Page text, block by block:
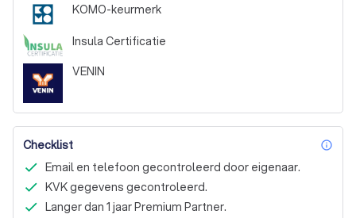
KOMO-keurmerk
Insula Certificatie
VENIN
Checklist
Email en telefoon gecontroleerd door eigenaar.
KVK gegevens gecontroleerd.
Langer dan 1 jaar Premium Partner.